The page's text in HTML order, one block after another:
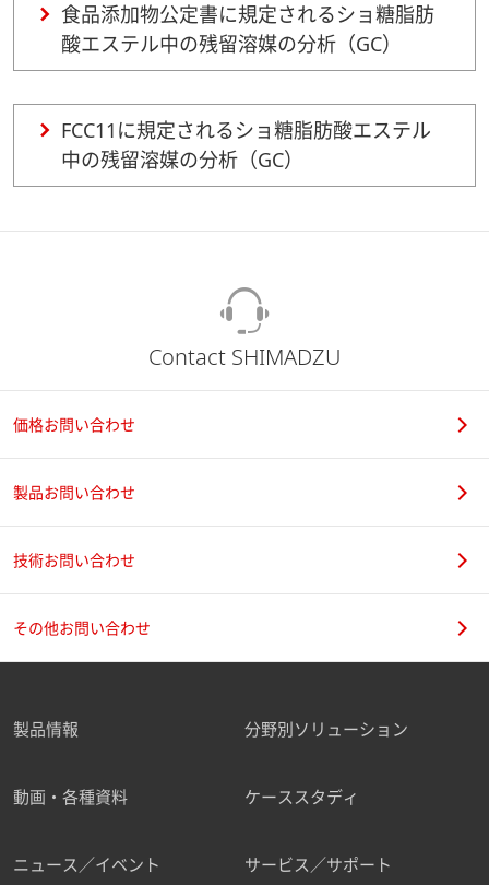
食品添加物公定書に規定されるショ糖脂肪
酸エステル中の残留溶媒の分析（GC）
FCC11に規定されるショ糖脂肪酸エステル
中の残留溶媒の分析（GC）
Contact SHIMADZU
価格お問い合わせ
製品お問い合わせ
技術お問い合わせ
その他お問い合わせ
製品情報 分野別ソリューション
動画・各種資料 ケーススタディ
ニュース／イベント サービス／サポート